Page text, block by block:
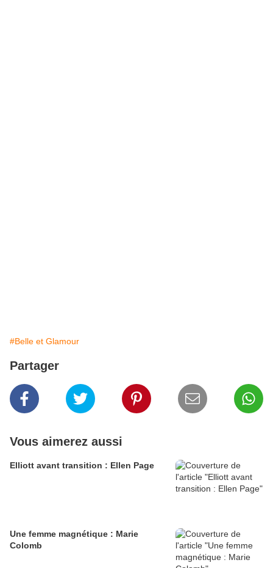
#Belle et Glamour
Partager
Vous aimerez aussi
Elliott avant transition : Ellen Page
Une femme magnétique : Marie
Colomb